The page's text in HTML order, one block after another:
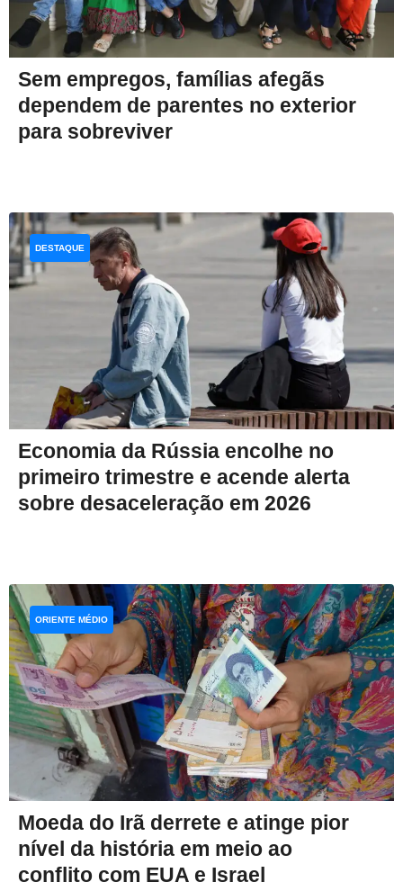
Sem empregos, famílias afegãs
dependem de parentes no exterior
para sobreviver
Economia da Rússia encolhe no
primeiro trimestre e acende alerta
sobre desaceleração em 2026
DESTAQUE
Moeda do Irã derrete e atinge pior
nível da história em meio ao
conflito com EUA e Israel
ORIENTE MÉDIO